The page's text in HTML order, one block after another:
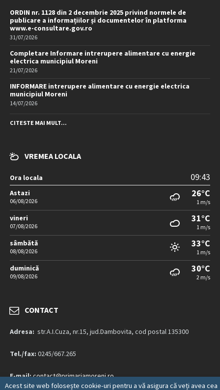
ORDIN nr. 1128 din 2 decembrie 2025 privind normele de
publicare a informațiilor și documentelor în platforma
www.e-consultare.gov.ro
31/07/2026
Completare Informare intrerupere alimentare cu energie
electrica municipiul Moreni
21/07/2026
INFORMARE intrerupere alimentare cu energie electrica
municipiul Moreni
14/07/2026
CITESTE MAI MULT...
VREMEA LOCALA
Ora locala 09:43
Astazi
06/08/2026
26°C
1 m/s
vineri
07/08/2026
31°C
1 m/s
sâmbătă
08/08/2026
33°C
1 m/s
duminică
09/08/2026
30°C
2 m/s
CONTACT
Adresa: str.A.I.Cuza, nr.15, jud.Dambovita, cod postal 135300
Tel./fax: 0245/667.265
E-mail:contact@primariamoreni.ro
Acest site web folosește cookie-uri pentru a vă asigura că veți avea cea